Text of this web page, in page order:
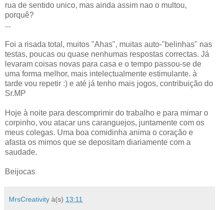
rua de sentido unico, mas ainda assim nao o multou,
porquê?
...
Foi a risada total, muitos "Ahas", muitas auto-"belinhas" nas
testas, poucas ou quase nenhumas respostas correctas. Já
levaram coisas novas para casa e o tempo passou-se de
uma forma melhor, mais intelectualmente estimulante. à
tarde vou repetir :) e até já tenho mais jogos, contribuição do
Sr.MP
Hoje à noite para descomprimir do trabalho e para mimar o
corpinho, vou atacar uns caranguejos, juntamente com os
meus colegas. Uma boa comidinha anima o coração e
afasta os mimos que se depositam diariamente com a
saudade.
Beijocas
MrsCreativity à(s) 13:11